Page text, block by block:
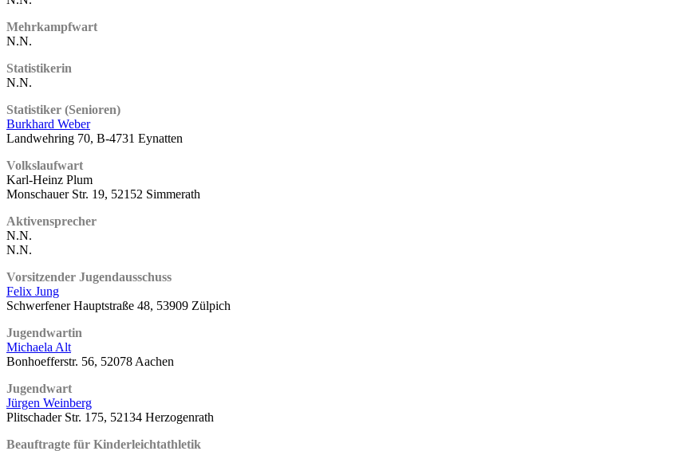
Mehrkampfwart
N.N.
Statistikerin
N.N.
Statistiker (Senioren)
Burkhard Weber
Landwehring 70, B-4731 Eynatten
Volkslaufwart
Karl-Heinz Plum
Monschauer Str. 19, 52152 Simmerath
Aktivensprecher
N.N.
N.N.
Vorsitzender Jugendausschuss
Felix Jung
Schwerfener Hauptstraße 48, 53909 Zülpich
Jugendwartin
Michaela Alt
Bonhoefferstr. 56, 52078 Aachen
Jugendwart
Jürgen Weinberg
Plitschader Str. 175, 52134 Herzogenrath
Beauftragte für Kinderleichtathletik